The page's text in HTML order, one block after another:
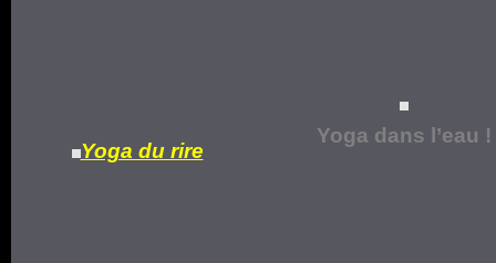
Yoga du rire
Yoga dans l’eau !